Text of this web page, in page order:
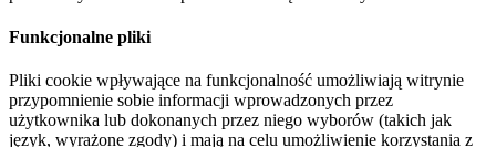
Funkcjonalne pliki
Pliki cookie wpływające na funkcjonalność umożliwiają witrynie
przypomnienie sobie informacji wprowadzonych przez
użytkownika lub dokonanych przez niego wyborów (takich jak
język, wyrażone zgody) i mają na celu umożliwienie korzystania z